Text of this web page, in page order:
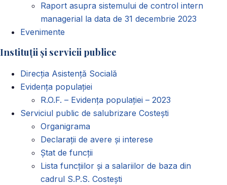
Raport asupra sistemului de control intern
managerial la data de 31 decembrie 2023
Evenimente
Instituții și servicii publice
Direcția Asistență Socială
Evidența populației
R.O.F. – Evidența populației – 2023
Serviciul public de salubrizare Costești
Organigrama
Declarații de avere și interese
Ștat de funcții
Lista funcțiilor și a salariilor de baza din
cadrul S.P.S. Costești